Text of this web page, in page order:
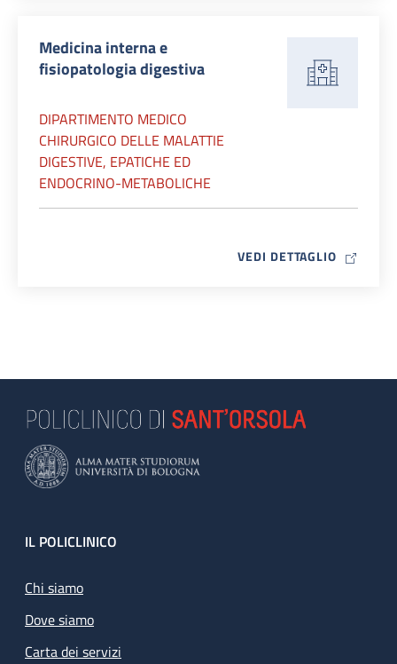
Medicina interna e
fisiopatologia digestiva
DIPARTIMENTO MEDICO
CHIRURGICO DELLE MALATTIE
DIGESTIVE, EPATICHE ED
ENDOCRINO-METABOLICHE
VEDI DETTAGLIO MAP ICON
Footer
IL POLICLINICO
Chi siamo
Dove siamo
Carta dei servizi